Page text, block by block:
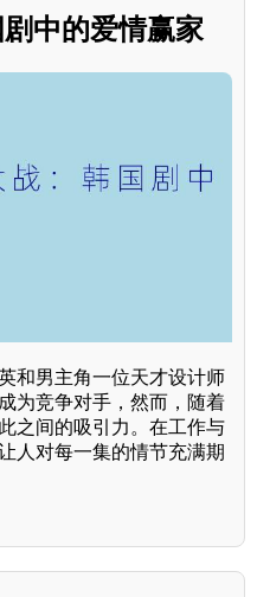
中的爱情赢家
和男主角一位天才设计师
为竞争对手，然而，随着
之间的吸引力。在工作与
人对每一集的情节充满期